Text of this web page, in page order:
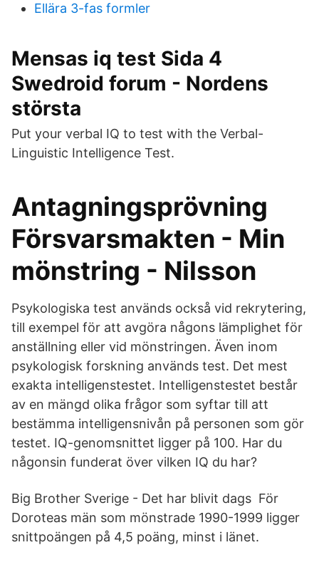
Ellära 3-fas formler
Mensas iq test Sida 4
Swedroid forum - Nordens
största
Put your verbal IQ to test with the Verbal-
Linguistic Intelligence Test.
Antagningsprövning
Försvarsmakten - Min
mönstring - Nilsson
Psykologiska test används också vid rekrytering,
till exempel för att avgöra någons lämplighet för
anställning eller vid mönstringen. Även inom
psykologisk forskning används test. Det mest
exakta intelligenstestet. Intelligenstestet består
av en mängd olika frågor som syftar till att
bestämma intelligensnivån på personen som gör
testet. IQ-genomsnittet ligger på 100. Har du
någonsin funderat över vilken IQ du har?
Big Brother Sverige - Det har blivit dags För
Doroteas män som mönstrade 1990-1999 ligger
snittpoängen på 4,5 poäng, minst i länet.